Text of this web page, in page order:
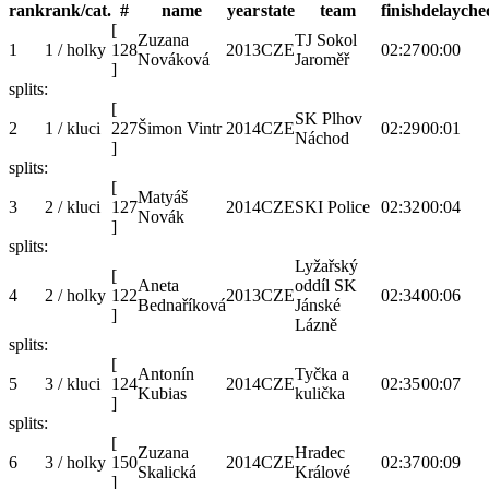
rankrank/cat. # name yearstate team finishdelay
1 1 / holky
[
128
]
Zuzana
Nováková
2013CZE
TJ Sokol
Jaroměř
02:2700:00
splits:
2 1 / kluci
[
227
]
Šimon Vintr 2014CZE
SK Plhov
Náchod
02:2900:01
splits:
3 2 / kluci
[
127
]
Matyáš
Novák
2014CZESKI Police 02:3200:04
splits:
4 2 / holky
[
122
]
Aneta
Bednaříková
2013CZE
Lyžařský
oddíl SK
Jánské
Lázně
02:3400:06
splits:
5 3 / kluci
[
124
]
Antonín
Kubias
2014CZE
Tyčka a
kulička
02:3500:07
splits:
6 3 / holky
[
150
]
Zuzana
Skalická
2014CZE
Hradec
Králové
02:3700:09